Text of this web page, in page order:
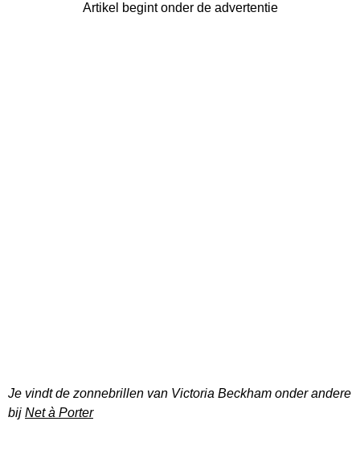
Artikel begint onder de advertentie
Je vindt de zonnebrillen van Victoria Beckham onder andere
bij Net à Porter